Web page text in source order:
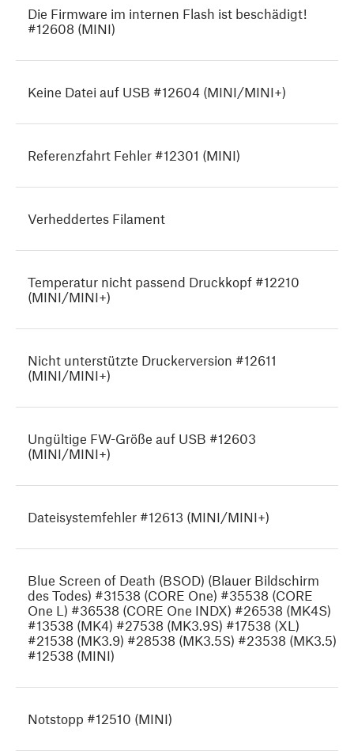
Die Firmware im internen Flash ist beschädigt!
#12608 (MINI)
Keine Datei auf USB #12604 (MINI/MINI+)
Referenzfahrt Fehler #12301 (MINI)
Verheddertes Filament
Temperatur nicht passend Druckkopf #12210
(MINI/MINI+)
Nicht unterstützte Druckerversion #12611
(MINI/MINI+)
Ungültige FW-Größe auf USB #12603
(MINI/MINI+)
Dateisystemfehler #12613 (MINI/MINI+)
Blue Screen of Death (BSOD) (Blauer Bildschirm
des Todes) #31538 (CORE One) #35538 (CORE
One L) #36538 (CORE One INDX) #26538 (MK4S)
#13538 (MK4) #27538 (MK3.9S) #17538 (XL)
#21538 (MK3.9) #28538 (MK3.5S) #23538 (MK3.5)
#12538 (MINI)
Notstopp #12510 (MINI)